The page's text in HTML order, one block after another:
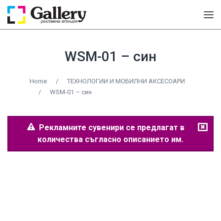
WSM-01 – син
Home /
ТЕХНОЛОГИИ И МОБИЛНИ АКСЕСОАРИ
/
WSM-01 – син
Рекламните сувенири се предлагат в
количества съгласно описанието им.